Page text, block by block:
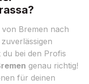
Bremen nach
bei den Profis
genau richtig!
für deinen